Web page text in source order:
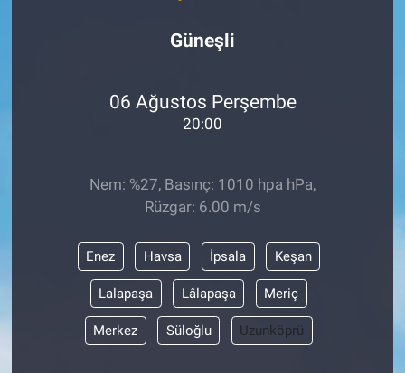
Güneşli
06 Ağustos Perşembe
20:00
Nem: %27, Basınç: 1010 hpa hPa,
Rüzgar: 6.00 m/s
Enez Havsa İpsala Keşan
Lalapaşa Lâlapaşa Meriç
Merkez Süloğlu Uzunköprü